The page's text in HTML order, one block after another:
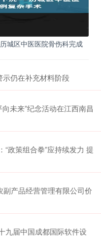
城区中医医院骨伤科完成
仍在补充材料阶段
未来”纪念活动在江西南昌
政策组合拳”应持续发力 提
副产品经营管理有限公司价
九届中国成都国际软件设